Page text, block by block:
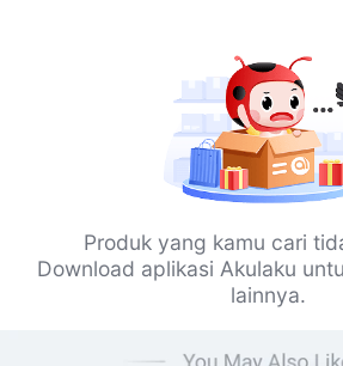
Produk yang kamu cari
Download aplikasi Akulaku
lainnya.